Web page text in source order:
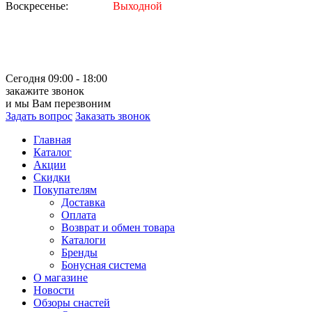
Воскресенье: Выходной
Сегодня 09:00 - 18:00
закажите звонок
и мы Вам перезвоним
Задать вопрос Заказать звонок
Главная
Каталог
Акции
Скидки
Покупателям
Доставка
Оплата
Возврат и обмен товара
Каталоги
Бренды
Бонусная система
О магазине
Новости
Обзоры снастей